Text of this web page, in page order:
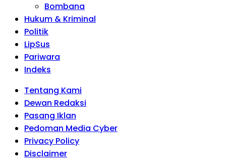
Bombana
Hukum & Kriminal
Politik
LipSus
Pariwara
Indeks
Tentang Kami
Dewan Redaksi
Pasang Iklan
Pedoman Media Cyber
Privacy Policy
Disclaimer